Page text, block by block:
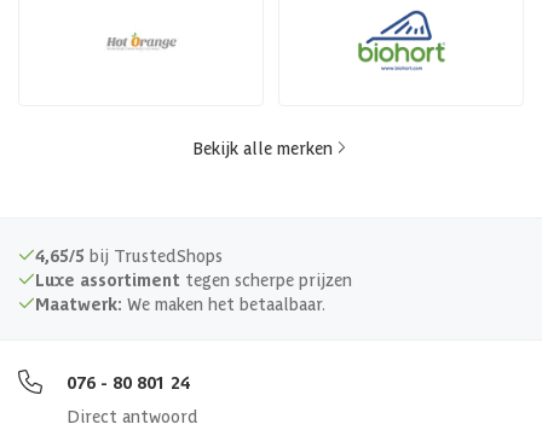
Bekijk alle merken
4,65/5 bij TrustedShops
Luxe assortiment tegen scherpe prijzen
Maatwerk: We maken het betaalbaar.
076 - 80 801 24
Direct antwoord